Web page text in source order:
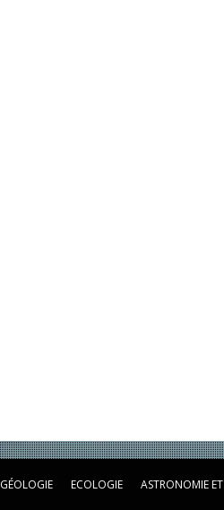
GÉOLOGIE ECOLOGIE ASTRONOMIE